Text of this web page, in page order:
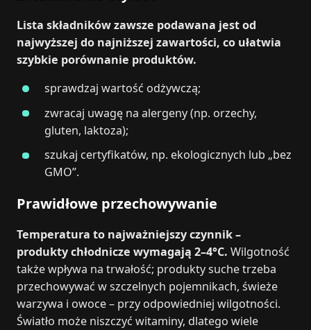
Lista składników zawsze podawana jest od
najwyższej do najniższej zawartości, co ułatwia
szybkie porównanie produktów.
sprawdzaj wartość odżywczą;
zwracaj uwagę na alergeny (np. orzechy,
gluten, laktoza);
szukaj certyfikatów, np. ekologicznych lub „bez
GMO”.
Prawidłowe przechowywanie
Temperatura to najważniejszy czynnik –
produkty chłodnicze wymagają 2–4°C. Wilgotność
także wpływa na trwałość; produkty suche trzeba
przechowywać w szczelnych pojemnikach, świeże
warzywa i owoce – przy odpowiedniej wilgotności.
Światło może niszczyć witaminy, dlatego wiele